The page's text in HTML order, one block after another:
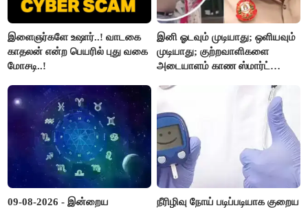
இளைஞர்களே உஷார்..! வாடகை
காதலன் என்ற பெயரில் புது வகை
மோசடி..!
இனி ஓடவும் முடியாது; ஒளியவும்
முடியாது; குற்றவாளிகளை
அடையாளம் காண ஸ்மார்ட்
09-08-2026 - இன்றைய
நீரிழிவு நோய் படிப்படியாக குறைய